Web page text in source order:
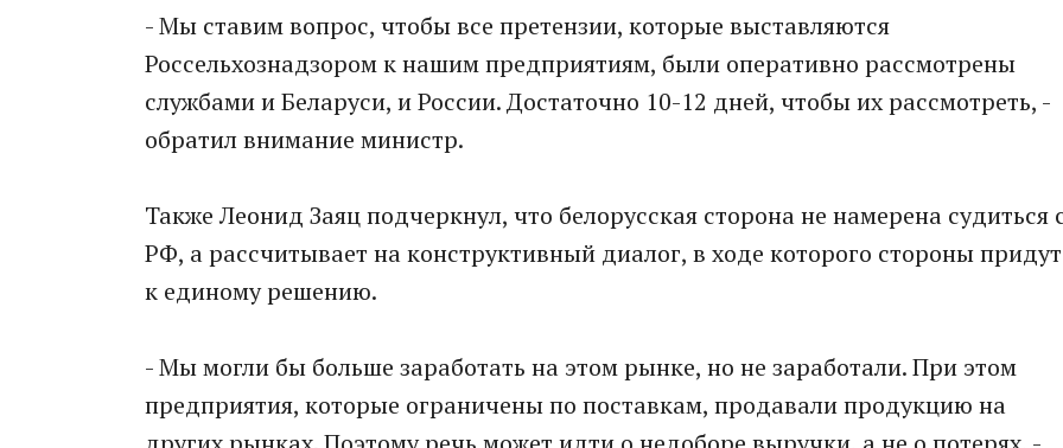
- Мы ставим вопрос, чтобы все претензии, которые выставляются
Россельхознадзором к нашим предприятиям, были оперативно рассмотрены
службами и Беларуси, и России. Достаточно 10-12 дней, чтобы их рассмотреть, -
обратил внимание министр.
Также Леонид Заяц подчеркнул, что белорусская сторона не намерена судиться
РФ, а рассчитывает на конструктивный диалог, в ходе которого стороны придут
к единому решению.
- Мы могли бы больше заработать на этом рынке, но не заработали. При этом
предприятия, которые ограничены по поставкам, продавали продукцию на